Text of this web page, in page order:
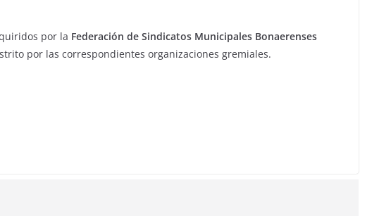
por la Federación de Sindicatos Municipales Bonaerenses
por las correspondientes organizaciones gremiales.